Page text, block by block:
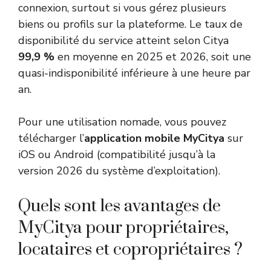
connexion, surtout si vous gérez plusieurs
biens ou profils sur la plateforme. Le taux de
disponibilité du service atteint selon Citya
99,9 % en moyenne en 2025 et 2026, soit une
quasi-indisponibilité inférieure à une heure par
an.
Pour une utilisation nomade, vous pouvez
télécharger l’application mobile MyCitya sur
iOS ou Android (compatibilité jusqu’à la
version 2026 du système d’exploitation).
Quels sont les avantages de
MyCitya pour propriétaires,
locataires et copropriétaires ?